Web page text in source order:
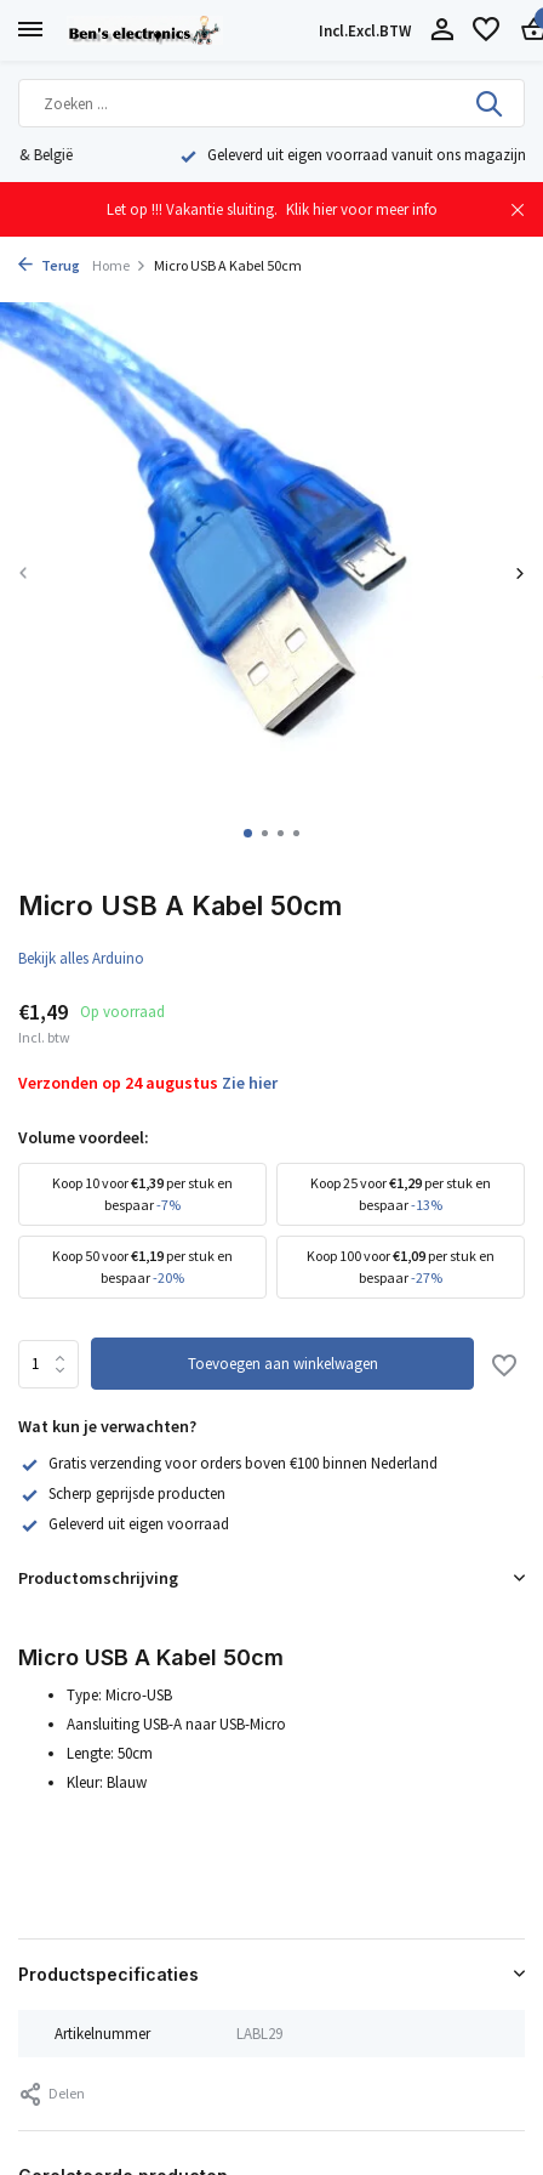
Incl.Excl.BTW
Geleverd uit eigen voorraad vanuit ons magazijn in Nederland
Let op !!! Vakantie sluiting. Klik hier voor meer info
Terug Home Micro USB A Kabel 50cm
Micro USB A Kabel 50cm
Bekijk alles Arduino
€1,49 Op voorraad
Incl. btw
Verzonden op 24 augustus Zie hier
Volume voordeel:
Koop 10 voor€1,39 per stuk en
bespaar-7%
Koop 25 voor€1,29 per stuk en
bespaar-13%
Koop 50 voor€1,19 per stuk en
bespaar-20%
Koop 100 voor€1,09 per stuk en
bespaar-27%
Toevoegen aan winkelwagen
Wat kun je verwachten?
Gratis verzending voor orders boven €100 binnen Nederland
Scherp geprijsde producten
Geleverd uit eigen voorraad
Productomschrijving
Micro USB A Kabel 50cm
Type: Micro-USB
Aansluiting USB-A naar USB-Micro
Lengte: 50cm
Kleur: Blauw
Productspecificaties
Artikelnummer LABL29
Delen